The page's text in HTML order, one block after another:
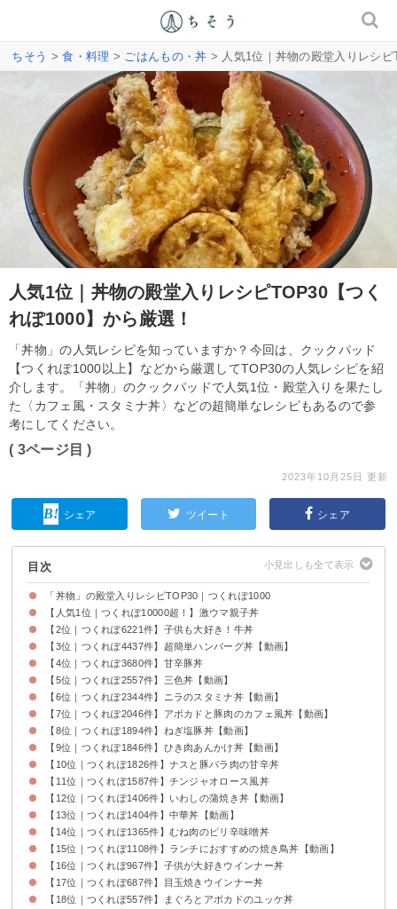
ちそう >食・料理 > ごはんもの・丼 > 人気1位｜丼物の殿堂入りレシ
人気1位｜丼物の殿堂入りレシピTOP30【つく
れぽ1000】から厳選！
「丼物」の人気レシピを知っていますか？今回は、クックパッド
【つくれぽ1000以上】などから厳選してTOP30の人気レシピを紹
介します。「丼物」のクックパッドで人気1位・殿堂入りを果たし
た〈カフェ風・スタミナ丼〉などの超簡単なレシピもあるので参
考にしてください。
( 3ページ目 )
2023年10月25日 更新
シェア ツイート シェア
目次
「丼物」の殿堂入りレシピTOP30｜つくれぽ1000
【人気1位｜つくれぽ10000超！】激ウマ親子丼
【2位｜つくれぽ6221件】子供も大好き！牛丼
【3位｜つくれぽ4437件】超簡単ハンバーグ丼【動画】
【4位｜つくれぽ3680件】甘辛豚丼
【5位｜つくれぽ2557件】三色丼【動画】
【6位｜つくれぽ2344件】ニラのスタミナ丼【動画】
【7位｜つくれぽ2046件】アボカドと豚肉のカフェ風丼【動画】
【8位｜つくれぽ1894件】ねぎ塩豚丼【動画】
【9位｜つくれぽ1846件】ひき肉あんかけ丼【動画】
【10位｜つくれぽ1826件】ナスと豚バラ肉の甘辛丼
【11位｜つくれぽ1587件】チンジャオロース風丼
【12位｜つくれぽ1406件】いわしの蒲焼き丼【動画】
【13位｜つくれぽ1404件】中華丼【動画】
【14位｜つくれぽ1365件】むね肉のピリ辛味噌丼
【15位｜つくれぽ1108件】ランチにおすすめの焼き鳥丼【動画】
【16位｜つくれぽ967件】子供が大好きウインナー丼
【17位｜つくれぽ687件】目玉焼きウインナー丼
【18位｜つくれぽ557件】まぐろとアボカドのユッケ丼